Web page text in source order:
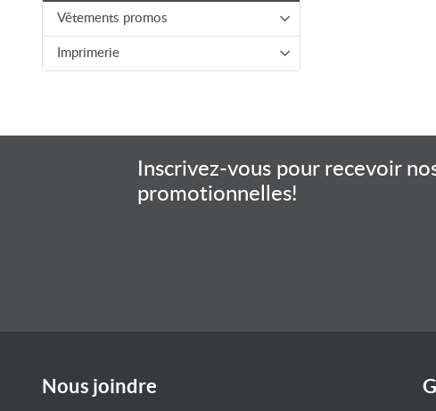
Vêtements promos
Imprimerie
Inscrivez-vous pour recevoir
promotionnelles!
Nous joindre